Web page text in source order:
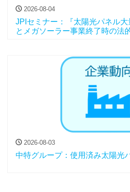
2026-08-04
JPIセミナー：『太陽光パネル大
とメガソーラー事業終了時の法
2026-08-03
中特グループ：使用済み太陽光